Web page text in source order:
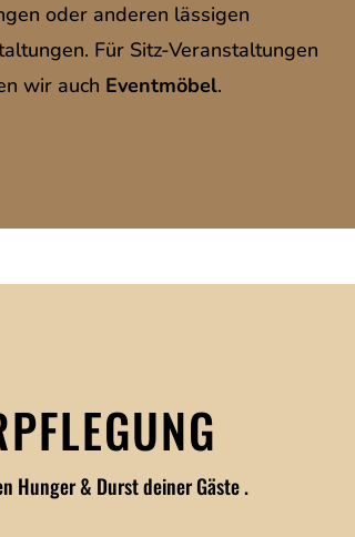
oder anderen lässigen
Für Sitz-Veranstaltungen
wir auch Eventmöbel.
Hunger & Durst deiner Gäste .